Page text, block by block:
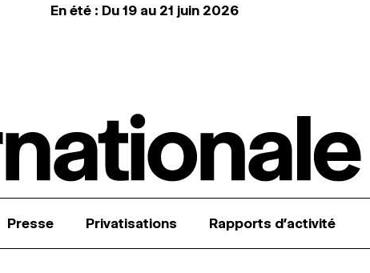
En été : Du 19 au 21 juin 2026
Presse Privatisations Rapports d’activité